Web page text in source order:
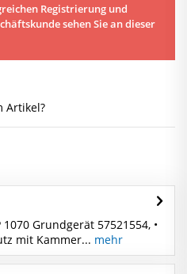
Registrierung und
sehen Sie an dieser
Artikel?
1070 Grundgerät 57521554, •
mit Kammer... mehr